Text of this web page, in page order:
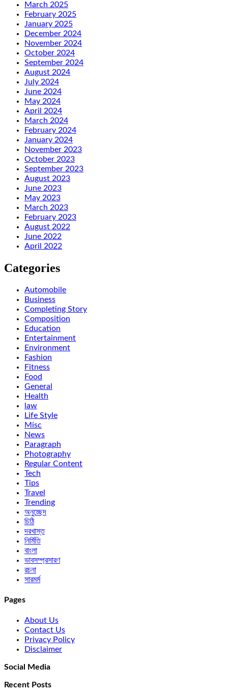
March 2025
February 2025
January 2025
December 2024
November 2024
October 2024
September 2024
August 2024
July 2024
June 2024
May 2024
April 2024
March 2024
February 2024
January 2024
November 2023
October 2023
September 2023
August 2023
June 2023
May 2023
March 2023
February 2023
August 2022
June 2022
April 2022
Categories
Automobile
Business
Completing Story
Composition
Education
Entertainment
Environment
Fashion
Fitness
Food
General
Health
law
Life Style
Misc
News
Paragraph
Photography
Regular Content
Tech
Tips
Travel
Trending
অনুচ্ছেদ
চিঠি
দরখাস্ত
নির্মিতি
বাংলা
ভাবসম্প্রসারণ
রচনা
সারমর্ম
Pages
About Us
Contact Us
Privacy Policy
Disclaimer
Social Media
Recent Posts